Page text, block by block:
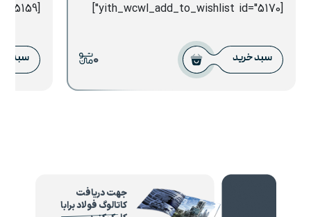
[yith_wcwl_add_to_wishlist id="5170"]
سبد خرید 0
[yith_wcwl_add_to_wishlist id="5159"]
سبد
جهت دریافت
کاتالوگ فولاد برابا